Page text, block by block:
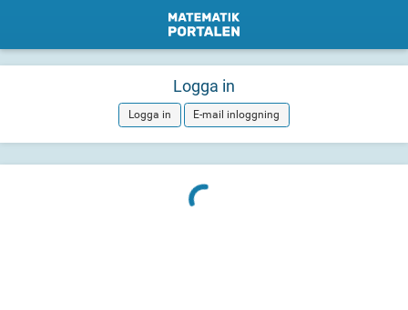
Logga in
Logga in E-mail inloggning